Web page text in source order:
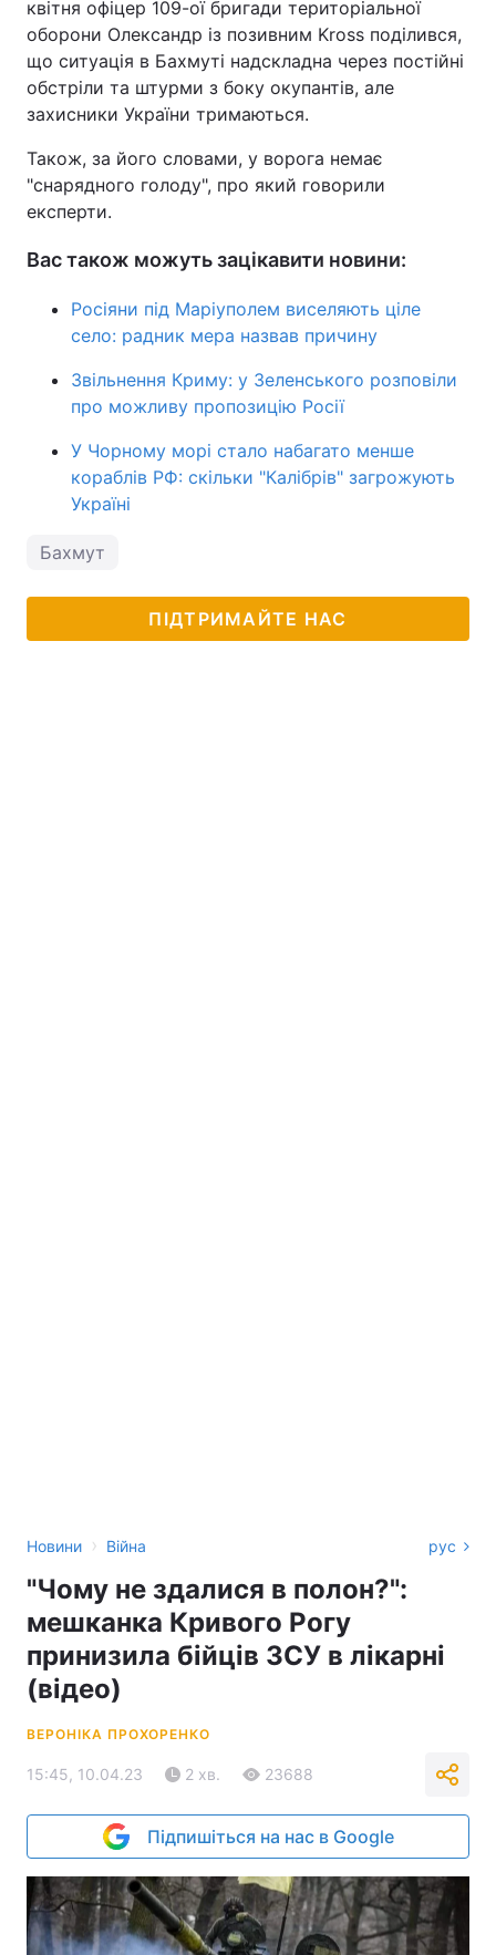
квітня офіцер 109-ої бригади територіальної
оборони Олександр із позивним Kross поділився,
що ситуація в Бахмуті надскладна через постійні
обстріли та штурми з боку окупантів, але
захисники України тримаються.
Також, за його словами, у ворога немає
"снарядного голоду", про який говорили
експерти.
Вас також можуть зацікавити новини:
Росіяни під Маріуполем виселяють ціле
село: радник мера назвав причину
Звільнення Криму: у Зеленського розповіли
про можливу пропозицію Росії
У Чорному морі стало набагато менше
кораблів РФ: скільки "Калібрів" загрожують
Україні
Бахмут
ПІДТРИМАЙТЕ НАС
Новини › Війна рус
"Чому не здалися в полон?":
мешканка Кривого Рогу
принизила бійців ЗСУ в лікарні
(відео)
ВЕРОНІКА ПРОХОРЕНКО
15:45, 10.04.23 2 хв. 23688
Підпишіться на нас в Google